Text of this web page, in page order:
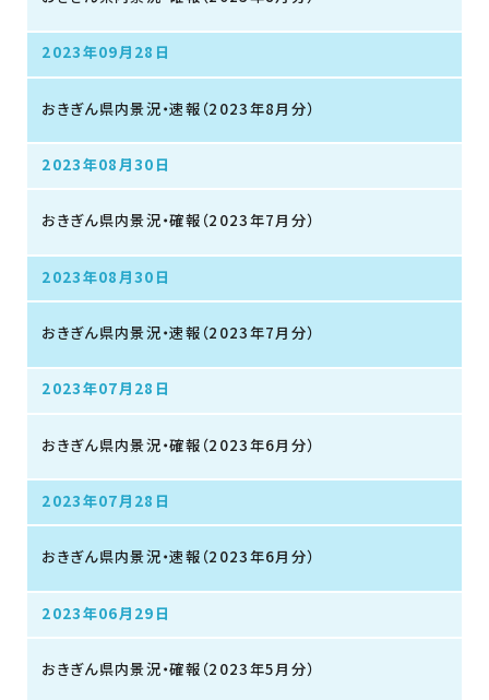
2023年09月28日
おきぎん県内景況・速報（2023年8月分）
2023年08月30日
おきぎん県内景況・確報（2023年7月分）
2023年08月30日
おきぎん県内景況・速報（2023年7月分）
2023年07月28日
おきぎん県内景況・確報（2023年6月分）
2023年07月28日
おきぎん県内景況・速報（2023年6月分）
2023年06月29日
おきぎん県内景況・確報（2023年5月分）